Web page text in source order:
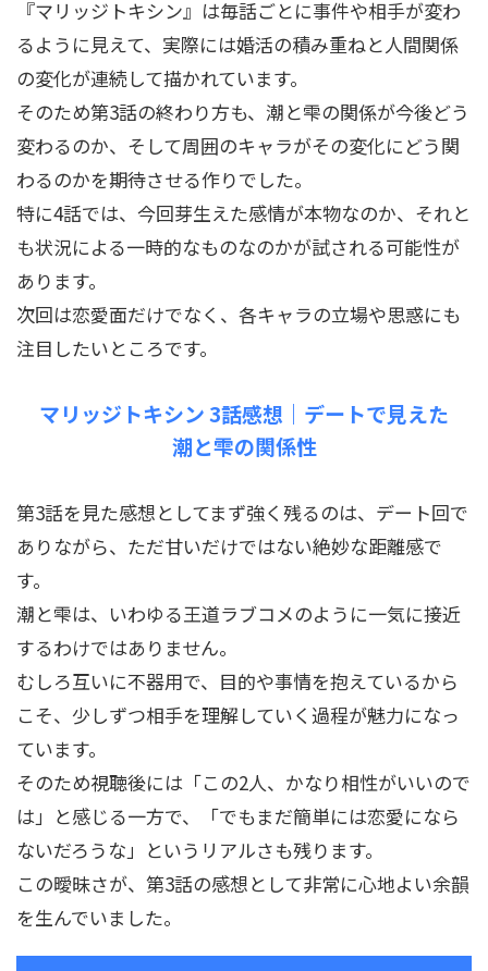
『マリッジトキシン』は毎話ごとに事件や相手が変わ
るように見えて、実際には婚活の積み重ねと人間関係
の変化が連続して描かれています。
そのため第3話の終わり方も、潮と雫の関係が今後どう
変わるのか、そして周囲のキャラがその変化にどう関
わるのかを期待させる作りでした。
特に4話では、今回芽生えた感情が本物なのか、それと
も状況による一時的なものなのかが試される可能性が
あります。
次回は恋愛面だけでなく、各キャラの立場や思惑にも
注目したいところです。
マリッジトキシン 3話感想｜デートで見えた
潮と雫の関係性
第3話を見た感想としてまず強く残るのは、デート回で
ありながら、ただ甘いだけではない絶妙な距離感で
す。
潮と雫は、いわゆる王道ラブコメのように一気に接近
するわけではありません。
むしろ互いに不器用で、目的や事情を抱えているから
こそ、少しずつ相手を理解していく過程が魅力になっ
ています。
そのため視聴後には「この2人、かなり相性がいいので
は」と感じる一方で、「でもまだ簡単には恋愛になら
ないだろうな」というリアルさも残ります。
この曖昧さが、第3話の感想として非常に心地よい余韻
を生んでいました。